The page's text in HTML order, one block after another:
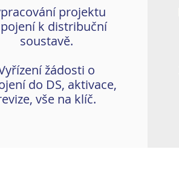
projektu
k distribuční
soustavě.
žádosti o
do DS, aktivace,
vše na klíč.